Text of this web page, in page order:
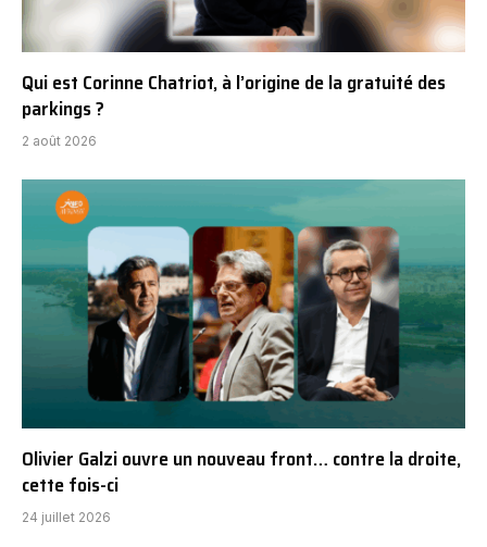
Qui est Corinne Chatriot, à l’origine de la gratuité des
parkings ?
2 août 2026
Olivier Galzi ouvre un nouveau front… contre la droite,
cette fois-ci
24 juillet 2026